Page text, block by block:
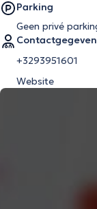
Parking
Geen privé
+3293951601
Website